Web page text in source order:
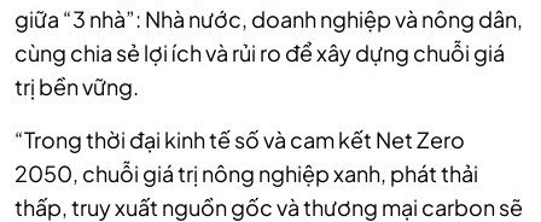
giữa “3 nhà”: Nhà nước, doanh nghiệp và nông dân,
cùng chia sẻ lợi ích và rủi ro để xây dựng chuỗi giá
trị bền vững.
“Trong thời đại kinh tế số và cam kết Net Zero
2050, chuỗi giá trị nông nghiệp xanh, phát thải
thấp, truy xuất nguồn gốc và thương mại carbon sẽ